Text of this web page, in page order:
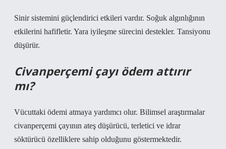
Sinir sistemini güçlendirici etkileri vardır. Soğuk algınlığının
etkilerini hafifletir. Yara iyileşme sürecini destekler. Tansiyonu
düşürür.
Civanperçemi çayı ödem attırır
mı?
Vücuttaki ödemi atmaya yardımcı olur. Bilimsel araştırmalar
civanperçemi çayının ateş düşürücü, terletici ve idrar
söktürücü özelliklere sahip olduğunu göstermektedir.